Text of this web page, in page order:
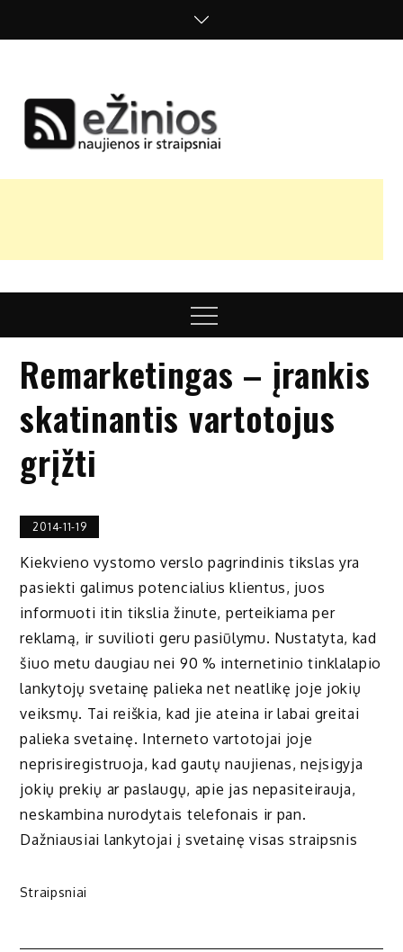
nuomonės
Menu
Remarketingas – įrankis
skatinantis vartotojus
grįžti
2014-11-19
Kiekvieno vystomo verslo pagrindinis tikslas yra
pasiekti galimus potencialius klientus, juos
informuoti itin tikslia žinute, perteikiama per
reklamą, ir suvilioti geru pasiūlymu. Nustatyta, kad
šiuo metu daugiau nei 90 % internetinio tinklalapio
lankytojų svetainę palieka net neatlikę joje jokių
veiksmų. Tai reiškia, kad jie ateina ir labai greitai
palieka svetainę. Interneto vartotojai joje
neprisiregistruoja, kad gautų naujienas, neįsigyja
jokių prekių ar paslaugų, apie jas nepasiteirauja,
neskambina nurodytais telefonais ir pan.
Dažniausiai lankytojai į svetainę visas straipsnis
Straipsniai